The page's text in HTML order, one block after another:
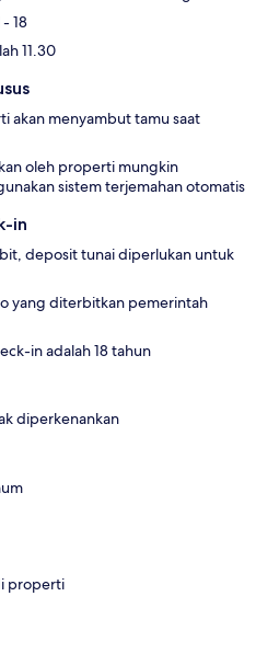
18
11.30
akan menyambut tamu saat
oleh properti mungkin
sistem terjemahan otomatis
in
deposit tunai diperlukan untuk
yang diterbitkan pemerintah
in adalah 18 tahun
diperkenankan
properti